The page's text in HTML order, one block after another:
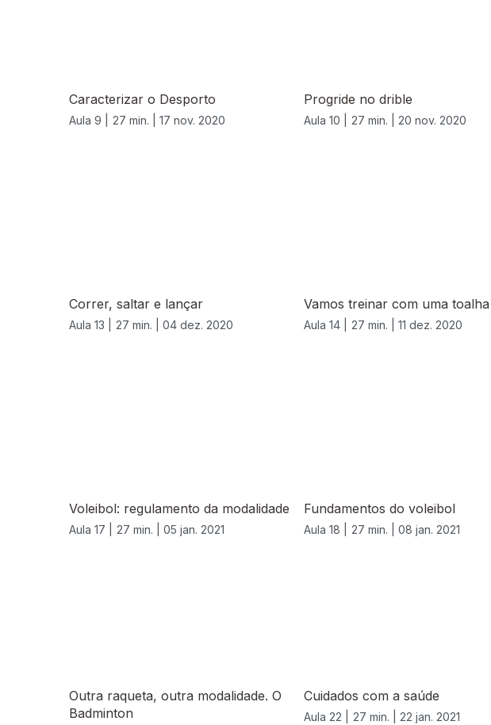
Caracterizar o Desporto
Aula 9 | 27 min. | 17 nov. 2020
Progride no drible
Aula 10 | 27 min. | 20 nov. 2020
Correr, saltar e lançar
Aula 13 | 27 min. | 04 dez. 2020
Vamos treinar com uma toalha
Aula 14 | 27 min. | 11 dez. 2020
Voleibol: regulamento da modalidade
Aula 17 | 27 min. | 05 jan. 2021
Fundamentos do voleibol
Aula 18 | 27 min. | 08 jan. 2021
Outra raqueta, outra modalidade. O
Badminton
Cuidados com a saúde
Aula 22 | 27 min. | 22 jan. 2021